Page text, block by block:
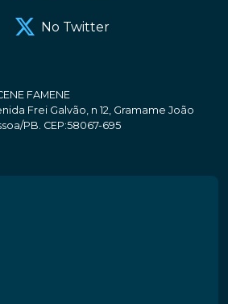
No Twitter
FAMENE
Frei Galvão, n 12, Gramame João
PB. CEP:58067-695